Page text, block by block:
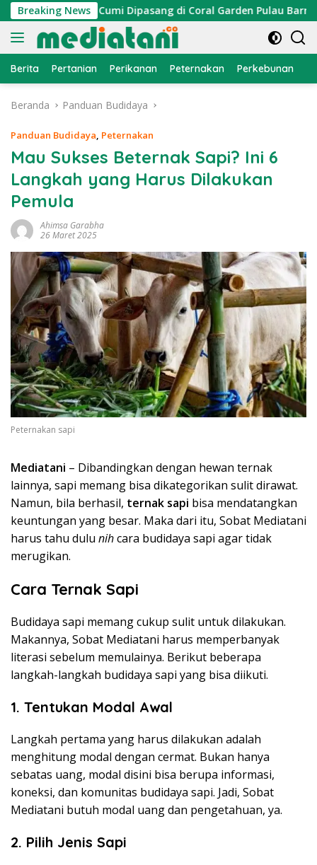
Langsung
ke
konten
Breaking News
Atraktor Cumi Dipasang di Coral Garden Pulau Barrang Caddi
Berita Pertanian Perikanan Peternakan Perkebunan
Beranda Panduan Budidaya
Panduan Budidaya, Peternakan
Mau Sukses Beternak Sapi? Ini 6
Langkah yang Harus Dilakukan
Pemula
Ahimsa Garabha
26 Maret 2025
Peternakan sapi
Mediatani – Dibandingkan dengan hewan ternak
lainnya, sapi memang bisa dikategorikan sulit dirawat.
Namun, bila berhasil, ternak sapi bisa mendatangkan
keuntungan yang besar. Maka dari itu, Sobat Mediatani
harus tahu dulu nihcara budidaya sapi agar tidak
merugikan.
Cara Ternak Sapi
Budidaya sapi memang cukup sulit untuk dilakukan.
Makannya, Sobat Mediatani harus memperbanyak
literasi sebelum memulainya. Berikut beberapa
langkah-langkah budidaya sapi yang bisa diikuti.
1. Tentukan Modal Awal
Langkah pertama yang harus dilakukan adalah
menghitung modal dengan cermat. Bukan hanya
sebatas uang, modal disini bisa berupa informasi,
koneksi, dan komunitas budidaya sapi. Jadi, Sobat
Mediatani butuh modal uang dan pengetahuan, ya.
2. Pilih Jenis Sapi